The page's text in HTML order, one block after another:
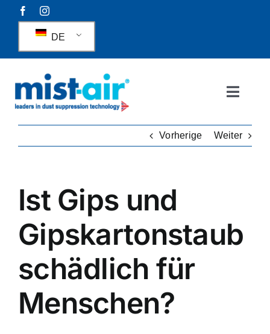
Inhalt
DE
Über uns
Geruchsunterdrückung
Rainguns
Vorherige Weiter
Ist Gips und
Gipskartonstaub
schädlich für
Menschen?